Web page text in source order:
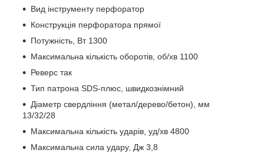
Вид інструменту перфоратор
Конструкція перфоратора прямої
Потужність, Вт 1300
Максимальна кількість оборотів, об/хв 1100
Реверс так
Тип патрона SDS-плюс, швидкознімний
Діаметр свердління (метал/дерево/бетон), мм
13/32/28
Максимальна кількість ударів, уд/хв 4800
Максимальна сила удару, Дж 3,8